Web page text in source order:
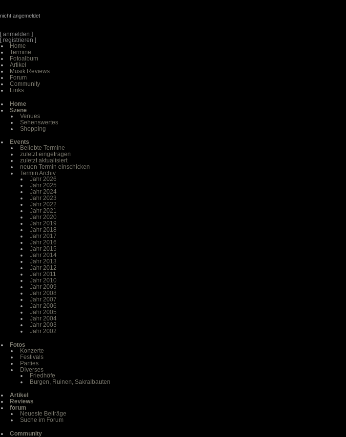
nicht angemeldet
[anmelden ]
[registrieren ]
Home
Termine
Fotoalbum
Artikel
Musik Reviews
Forum
Community
Links
Home
Szene
Venues
Sehenswertes
Shopping
Events
Beliebte Termine
zuletzt eingetragen
zuletzt aktualisiert
neuen Termin einschicken
Termin Archiv
Jahr 2026
Jahr 2025
Jahr 2024
Jahr 2023
Jahr 2022
Jahr 2021
Jahr 2020
Jahr 2019
Jahr 2018
Jahr 2017
Jahr 2016
Jahr 2015
Jahr 2014
Jahr 2013
Jahr 2012
Jahr 2011
Jahr 2010
Jahr 2009
Jahr 2008
Jahr 2007
Jahr 2006
Jahr 2005
Jahr 2004
Jahr 2003
Jahr 2002
Fotos
Konzerte
Festivals
Parties
Diverses
Friedhöfe
Burgen, Ruinen, Sakralbauten
Artikel
Reviews
forum
Neueste Beiträge
Suche im Forum
Community